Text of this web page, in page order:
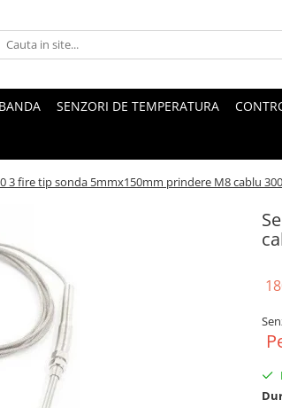
SENZORI DE TEMPERATURA
3 fire tip sonda 5mmx150mm prindere M8 cablu